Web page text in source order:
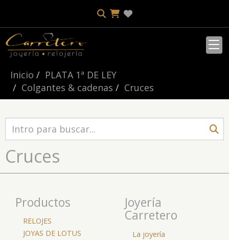
Inicio
PLATA 1ª DE LEY
Colgantes & cadenas
Cruces
Cruces
Productos
RELOJES
JOYAS DE LOTUS
Joyería
Carretero
La joyería